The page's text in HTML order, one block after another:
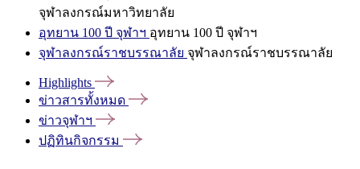
จุฬาลงกรณ์มหาวิทยาลัย
อุทยาน 100 ปี จุฬาฯ อุทยาน 100 ปี จุฬาฯ
จุฬาลงกรณ์ราชบรรณาลัย จุฬาลงกรณ์ราชบรรณาลัย
Highlights
ข่าวสารทั้งหมด
ข่าวจุฬาฯ
ปฏิทินกิจกรรม